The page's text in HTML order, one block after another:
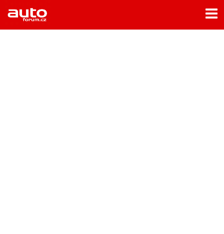
Home
Rubriky